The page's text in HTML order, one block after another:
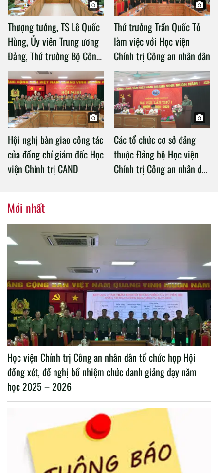
Thượng tướng, TS Lê Quốc
Hùng, Ủy viên Trung ương
Đảng, Thứ trưởng Bộ Công
an làm việc với Học viện
Chính trị Công an nhân dân
Thứ trưởng Trần Quốc Tỏ
làm việc với Học viện
Chính trị Công an nhân dân
Hội nghị bàn giao công tác
của đồng chí giám đốc Học
viện Chính trị CAND
Các tổ chức cơ sở đảng
thuộc Đảng bộ Học viện
Chính trị Công an nhân dân
Mới nhất
Học viện Chính trị Công an nhân dân tổ chức họp Hội
đồng xét, đề nghị bổ nhiệm chức danh giảng dạy năm
học 2025 – 2026